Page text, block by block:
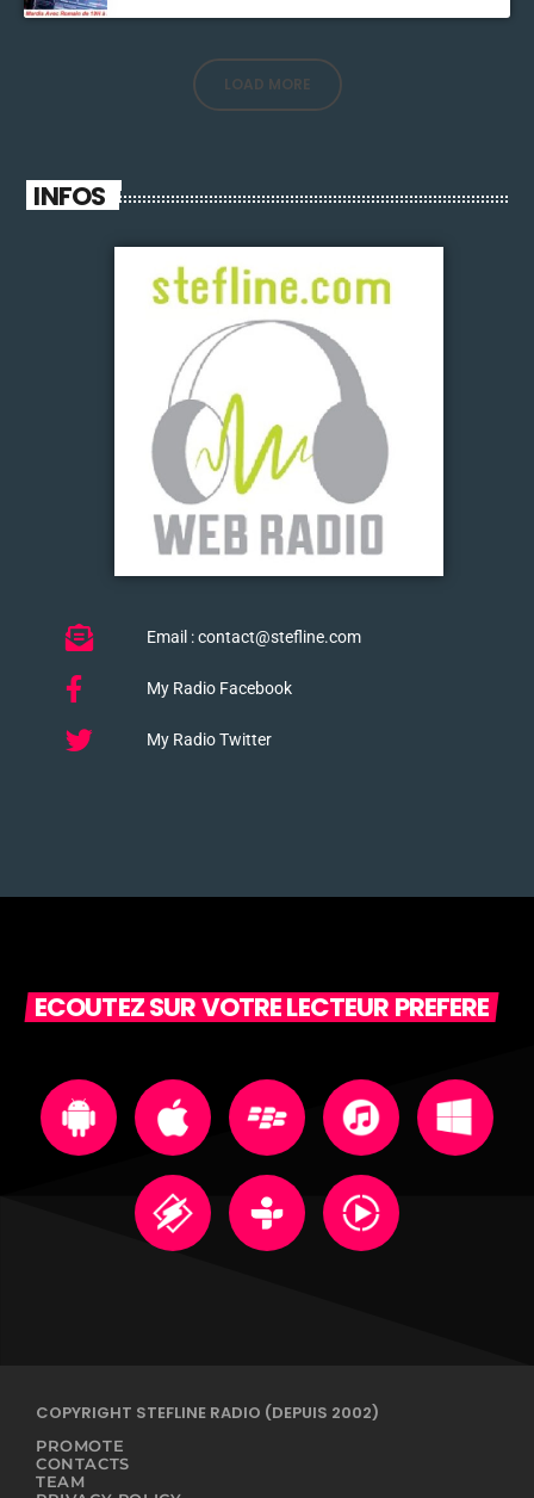
LOAD MORE
INFOS
Email : contact@stefline.com
My Radio Facebook
My Radio Twitter
ECOUTEZ SUR VOTRE LECTEUR PREFERE
COPYRIGHT STEFLINE RADIO (DEPUIS 2002)
PROMOTE
CONTACTS
TEAM